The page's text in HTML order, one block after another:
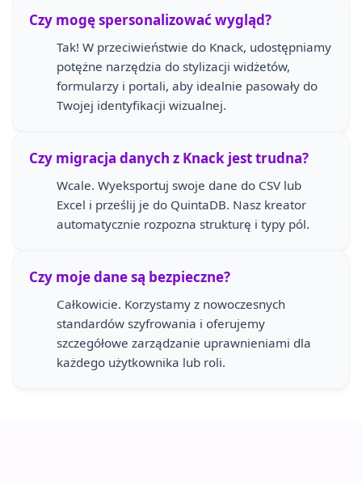
Czy mogę spersonalizować wygląd?
Tak! W przeciwieństwie do Knack, udostępniamy
potężne narzędzia do stylizacji widżetów,
formularzy i portali, aby idealnie pasowały do
Twojej identyfikacji wizualnej.
Czy migracja danych z Knack jest trudna?
Wcale. Wyeksportuj swoje dane do CSV lub
Excel i prześlij je do QuintaDB. Nasz kreator
automatycznie rozpozna strukturę i typy pól.
Czy moje dane są bezpieczne?
Całkowicie. Korzystamy z nowoczesnych
standardów szyfrowania i oferujemy
szczegółowe zarządzanie uprawnieniami dla
każdego użytkownika lub roli.